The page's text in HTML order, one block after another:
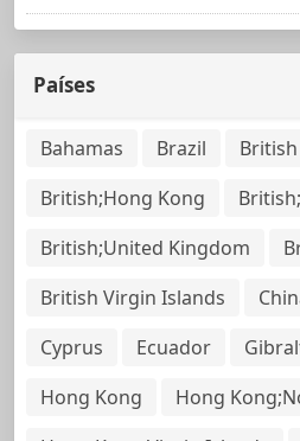
Países
Bahamas Brazil
British
British;Hong Kong
British;United Kingdom
British Virgin Islands
Cyprus
Ecuador
Hong Kong
Hong